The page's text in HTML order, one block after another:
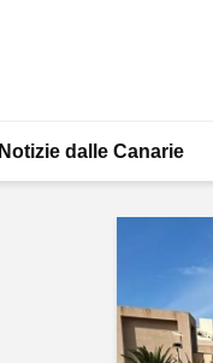
Notizie dalle Canarie